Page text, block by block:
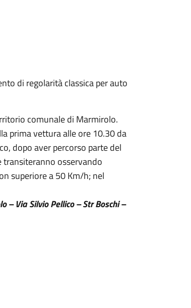
di regolarità classica per auto
comunale di Marmirolo.
prima vettura alle ore 10.30 da
dopo aver percorso parte del
osservando
superiore a 50 Km/h; nel
– Via Silvio Pellico – Str Boschi –